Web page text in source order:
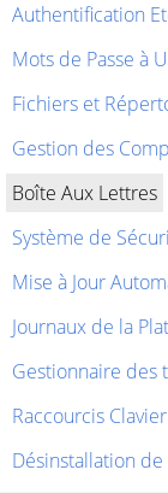
Authentification
Mots de Passe à
Fichiers et
Gestion des
Boîte Aux Lettres
Système de
Mise à Jour
Journaux de la
Gestionnaire des
Raccourcis Clavier
Désinstallation